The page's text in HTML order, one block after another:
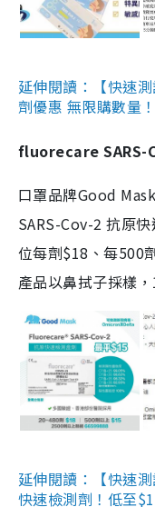
延伸閱讀：【快速
劑優惠 無限購數量
fluorecare SARS-
口罩品牌Good
SARS-Cov-2 抗原
位每劑$18、每500
產品以鼻拭子採樣
延伸閱讀：【快速
快速檢測劑！低至